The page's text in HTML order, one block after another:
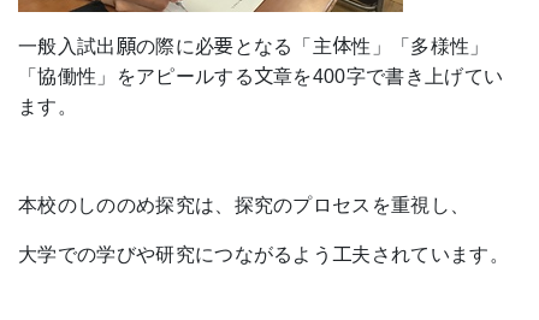
一般入試出願の際に必要となる「主体性」「多様性」
「協働性」をアピールする文章を400字で書き上げてい
ます。
本校のしののめ探究は、探究のプロセスを重視し、
大学での学びや研究につながるよう工夫されています。